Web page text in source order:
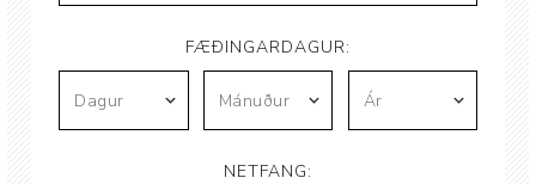
FÆÐINGARDAGUR:
NETFANG: